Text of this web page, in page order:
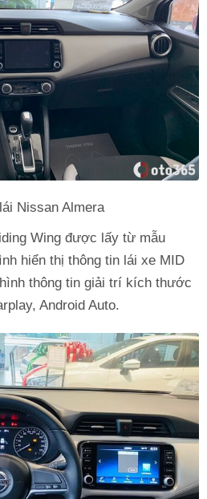
Nissan Almera
Wing được lấy từ mẫu
hiển thị thông tin lái xe MID
thông tin giải trí kích thước
Android Auto.